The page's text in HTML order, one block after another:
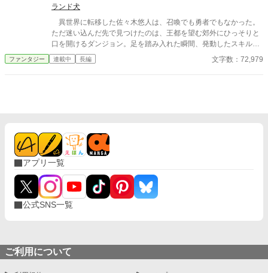
に見えて、その条件を達してみると、新しいスキルをゲットし
た！ 天然ロマドと、タメで先輩のユイジュの突っ込みと、チェ
トの可愛さ（ロマドの主観）で織りなす、スキルと笑いのアドベ
ンチャー。
ランド犬
異世界に転移した佐々木悠人は、召喚でも勇者でもなかった。
ただ迷い込んだ先で見つけたのは、王都を望む郊外にひっそりと
口を開けるダンジョン。足を踏み入れた瞬間、発動したスキルは
――〈ホームセンター〉 壁を張り替え、部屋を増やし、畑や牧
場、カフェまで作れる不可思議な力だった。 気ままに始めたリフ
ファンタジー 連載中 長編 文字数：72,979
アプリ一覧
公式SNS一覧
ご利用について